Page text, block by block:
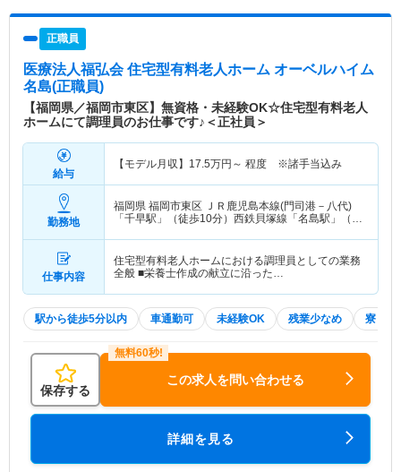
正職員
医療法人福弘会 住宅型有料老人ホーム オーベルハイム
名島(正職員)
【福岡県／福岡市東区】無資格・未経験OK☆住宅型有料老人
ホームにて調理員のお仕事です♪＜正社員＞
給与
【モデル月収】 17.5万円～ 程度 ※諸手当込み
勤務地
福岡県 福岡市東区
ＪＲ鹿児島本線(門司港－八代)
「千早駅」（徒歩10分）西鉄貝塚線「名島駅」（徒
仕事内容
住宅型有料老人ホームにおける調理員としての業務
全般 ■栄養士作成の献立に沿った…
駅から徒歩5分以内 車通勤可 未経験OK 残業少なめ 寮・借
保存する
この求人を問い合わせる
詳細を見る